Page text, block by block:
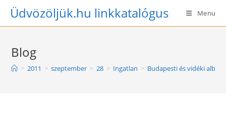
SkipÜdvözöljük.hu linkkatalógus Menu
Blog
> 2011 > szeptember > 28 > Ingatlan > Budapesti és vidéki